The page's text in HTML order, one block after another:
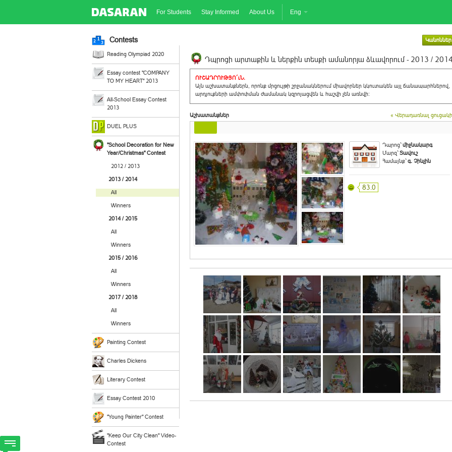
For Students Stay Informed About Us Eng
Contests Կանոններ
Reading Olympiad 2020
Essay contest "COMPANY
TO MY HEART" 2013
All-School Essay Contest
2013
DUEL PLUS
"School Decoration for New
Year/Christmas" Contest
2012 / 2013
2013 / 2014
All
Winners
2014 / 2015
All
Winners
2015 / 2016
All
Winners
2017 / 2018
All
Winners
Painting Contest
Charles Dickens
Literary Contest
Essay Contest 2010
"Young Painter" Contest
"Keep Our City Clean" Video-
Contest
Դպրոցի արտաքին և ներքին տեսքի ամանորյա ձևավորում - 2013 / 2014
ՈՒՇԱԴՐՈՒԹՅՈ´ւՆ.
Այն աշխատանքներն, որոնք մրցույթի շրջանակներում միավորներ կկուտակեն այլ ճանապարհներով,
արդյուքների ամփոփման ժամանակ կզրոյացվեն և հաշվի չեն առնվի:
Աշխատանքներ « Վերադառնալ
Դպրոց`միջնակարգ
Մարզ`Տավուշ
Համայնք`գ. Չինչին
83.0